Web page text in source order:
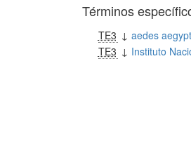
Términos
TE3 ↓ aedes
TE3 ↓ Instituto